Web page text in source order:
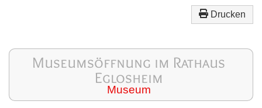
Drucken
Museumsöffnung im Rathaus
Eglosheim
Museum